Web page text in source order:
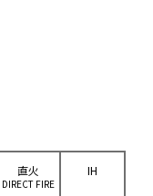
直⽕
DIRECT FIRE
IH